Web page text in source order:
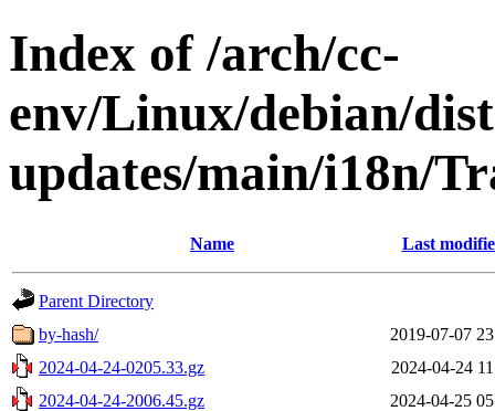
Index of /arch/cc-
env/Linux/debian/
updates/main/i18n/
Name Last
Parent Directory
by-hash/
2019-07-07
2024-04-24-0205.33.gz
2024-04-24
2024-04-24-2006.45.gz
2024-04-25